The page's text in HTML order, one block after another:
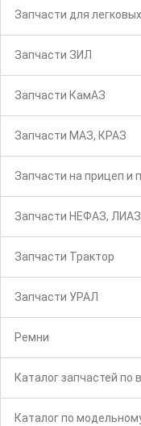
Запчасти для
Запчасти ЗИЛ
Запчасти КамАЗ
Запчасти МАЗ, КРАЗ
Запчасти на прицеп и
Запчасти НЕФАЗ, ЛИАЗ
Запчасти Трактор
Запчасти УРАЛ
Ремни
Каталог запчастей по
Каталог по